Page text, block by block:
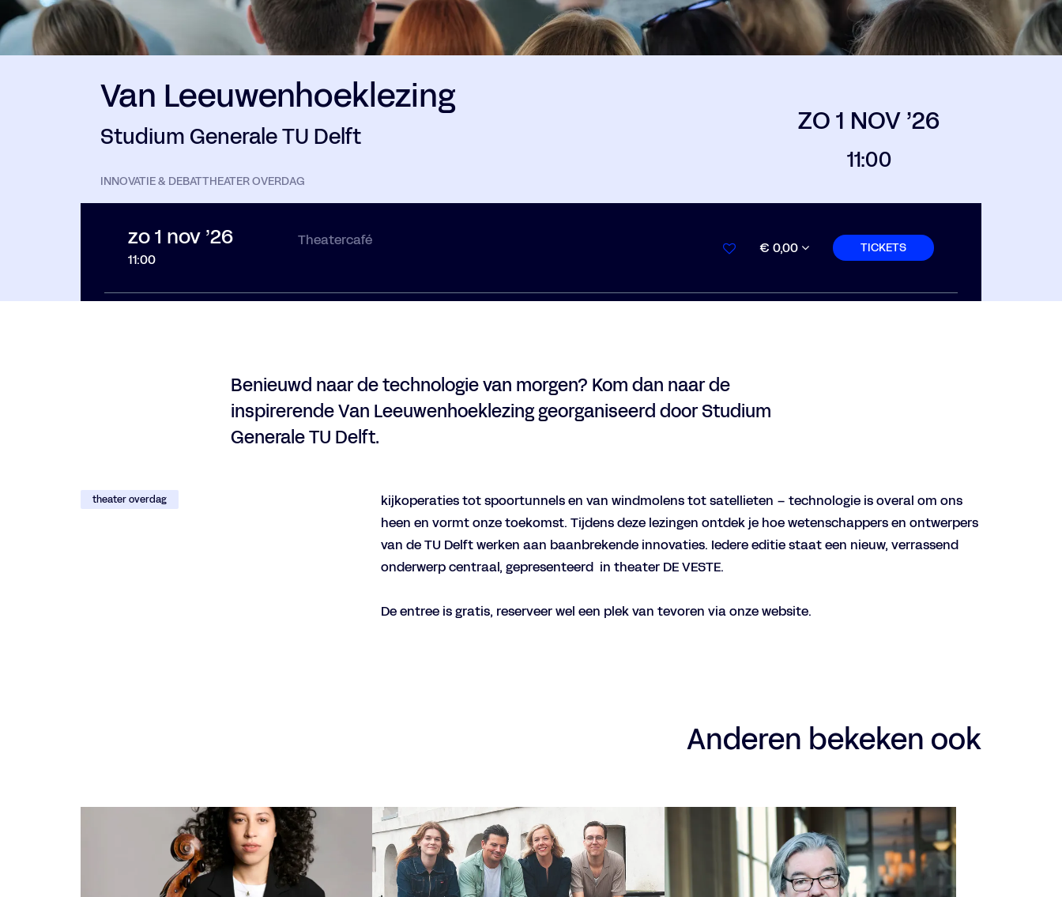
Van Leeuwenhoeklezing
Studium Generale TU Delft
INNOVATIE & DEBATTHEATER OVERDAG
ZO 1 NOV ’26
11:00
zo 1 nov ’26
11:00
Theatercafé € 0,00 TICKETS
Benieuwd naar de technologie van morgen? Kom dan naar de
inspirerende Van Leeuwenhoeklezing georganiseerd door Studium
Generale TU Delft.
kijkoperaties tot spoortunnels en van windmolens tot satellieten – technologie is overal om ons
heen en vormt onze toekomst. Tijdens deze lezingen ontdek je hoe wetenschappers en ontwerpers
van de TU Delft werken aan baanbrekende innovaties. Iedere editie staat een nieuw, verrassend
onderwerp centraal, gepresenteerd in theater DE VESTE.
De entree is gratis, reserveer wel een plek van tevoren via onze website.
theater overdag
Anderen bekeken ook